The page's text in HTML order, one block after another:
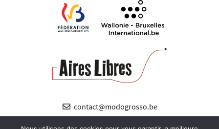
contact@modogrosso.be